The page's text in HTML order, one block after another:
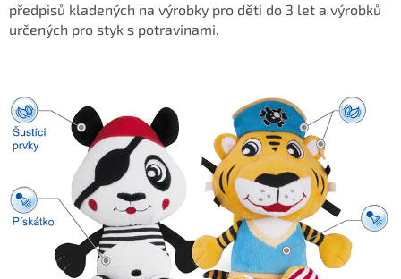
předpisů kladených na výrobky pro děti do 3 let a výrobků
určených pro styk s potravinami.